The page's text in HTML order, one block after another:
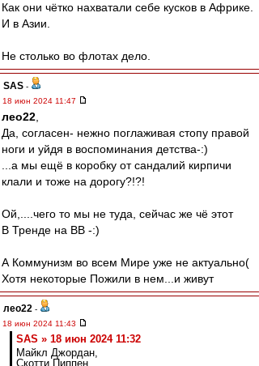
Как они чётко нахватали себе кусков в Африке.
И в Азии.
Не столько во флотах дело.
SAS -
18 июн 2024 11:47
лео22
Да, согласен- нежно поглаживая стопу правой
ноги и уйдя в воспоминания детства-:)
...а мы ещё в коробку от сандалий кирпичи
клали и тоже на дорогу?!?!
Ой,....чего то мы не туда, сейчас же чё этот
В Тренде на ВВ -:)
А Коммунизм во всем Мире уже не актуально(
Хотя некоторые Пожили в нем...и живут
лео22 -
18 июн 2024 11:43
SAS » 18 июн 2024 11:32
Майкл Джордан,
Скотти Пиппен